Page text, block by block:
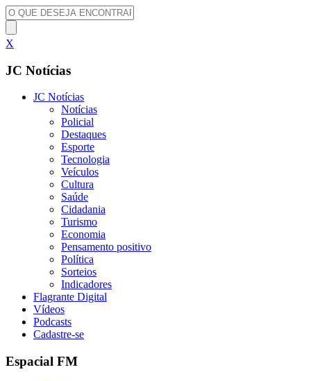
X
JC Notícias
JC Notícias
Notícias
Policial
Destaques
Esporte
Tecnologia
Veículos
Cultura
Saúde
Cidadania
Turismo
Economia
Pensamento positivo
Política
Sorteios
Indicadores
Flagrante Digital
Vídeos
Podcasts
Cadastre-se
Espacial FM